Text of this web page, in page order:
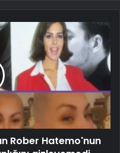
Rober Hatemo'nun